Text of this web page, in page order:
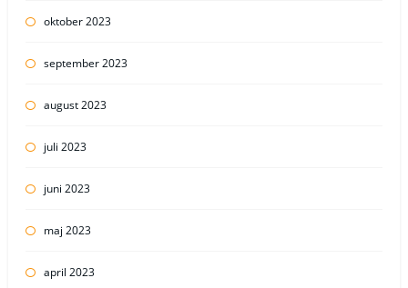
oktober 2023
september 2023
august 2023
juli 2023
juni 2023
maj 2023
april 2023